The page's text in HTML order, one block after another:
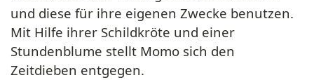
und diese für ihre eigenen Zwecke benutzen.
Mit Hilfe ihrer Schildkröte und einer
Stundenblume stellt Momo sich den
Zeitdieben entgegen.